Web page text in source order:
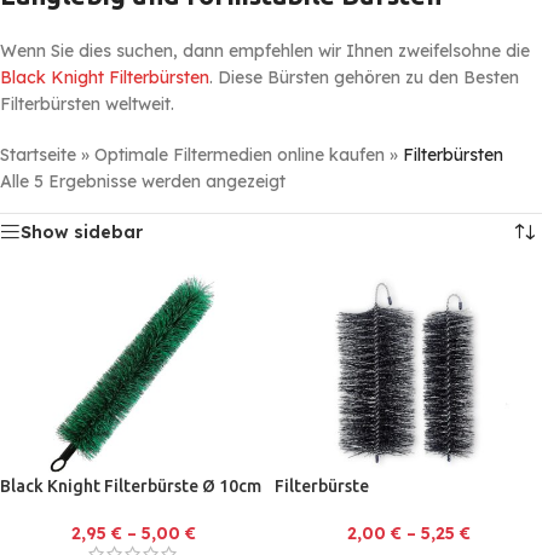
Wenn Sie dies suchen, dann empfehlen wir Ihnen zweifelsohne die
Black Knight Filterbürsten. Diese Bürsten gehören zu den Besten
Filterbürsten weltweit.
Startseite » Optimale Filtermedien online kaufen » Filterbürsten
Alle 5 Ergebnisse werden angezeigt
Show sidebar
Black Knight Filterbürste Ø 10cm
2,95 € – 5,00 €
Filterbürste
2,00 €– 5,25 €